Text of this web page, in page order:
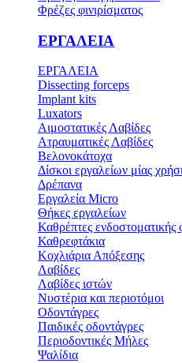
Φρέζες φινιρίσματος
ΕΡΓΑΛΕΙΑ
ΕΡΓΑΛΕΙΑ
Dissecting forceps
Implant kits
Luxators
Αιμοστατικές Λαβίδες
Ατραυματικές Λαβίδες
Βελονοκάτοχα
Δίσκοι εργαλείων μίας
Δρέπανα
Εργαλεία Micro
Θήκες εργαλείων
Καθρέπτες ενδοστοματικής
Καθρεφτάκια
Κοχλιάρια Απόξεσης
Λαβίδες
Λαβίδες ιστών
Νυστέρια και περιοτόμοι
Οδοντάγρες
Παιδικές οδοντάγρες
Περιοδοντικές Μήλες
Ψαλίδια